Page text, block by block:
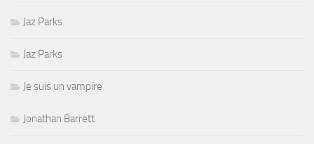
Jaz Parks
Jaz Parks
Je suis un vampire
Jonathan Barrett